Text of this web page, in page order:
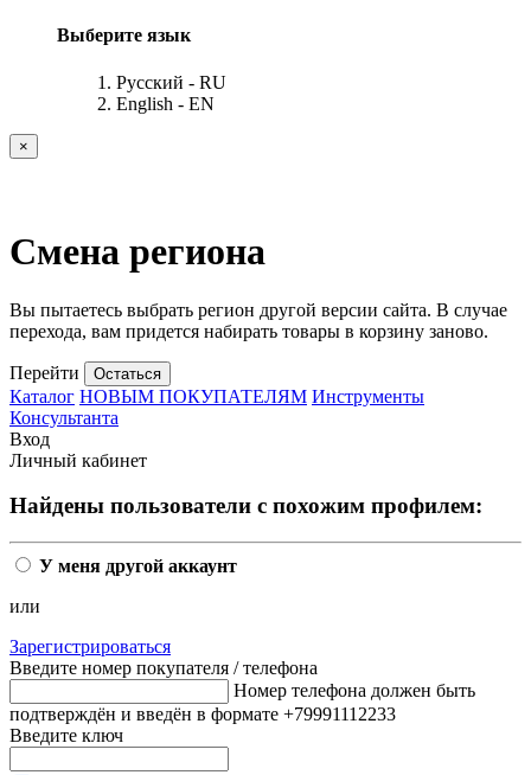
Выберите язык
Русский - RU
English - EN
×
Смена региона
Вы пытаетесь выбрать регион другой версии сайта. В случае
перехода, вам придется набирать товары в корзину заново.
Перейти Остаться
Каталог НОВЫМ ПОКУПАТЕЛЯМ Инструменты
Консультанта
Вход
Личный кабинет
Найдены пользователи с похожим профилем:
У меня другой аккаунт
или
Зарегистрироваться
Введите номер покупателя / телефона
Номер телефона должен быть
подтверждён и введён в формате +79991112233
Введите ключ